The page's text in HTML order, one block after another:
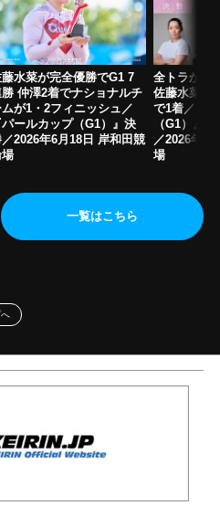
藤水菜が完全優勝でG1 7
勝 仲澤2着でナショナルチ
ムが1・2フィニッシュ／
パールカップ（G1）』決
／2026年6月18日 岸和田競
全トラから
佐藤水菜、
で1着／ 『
（G1）』
／2026年6
場
一覧はこちら